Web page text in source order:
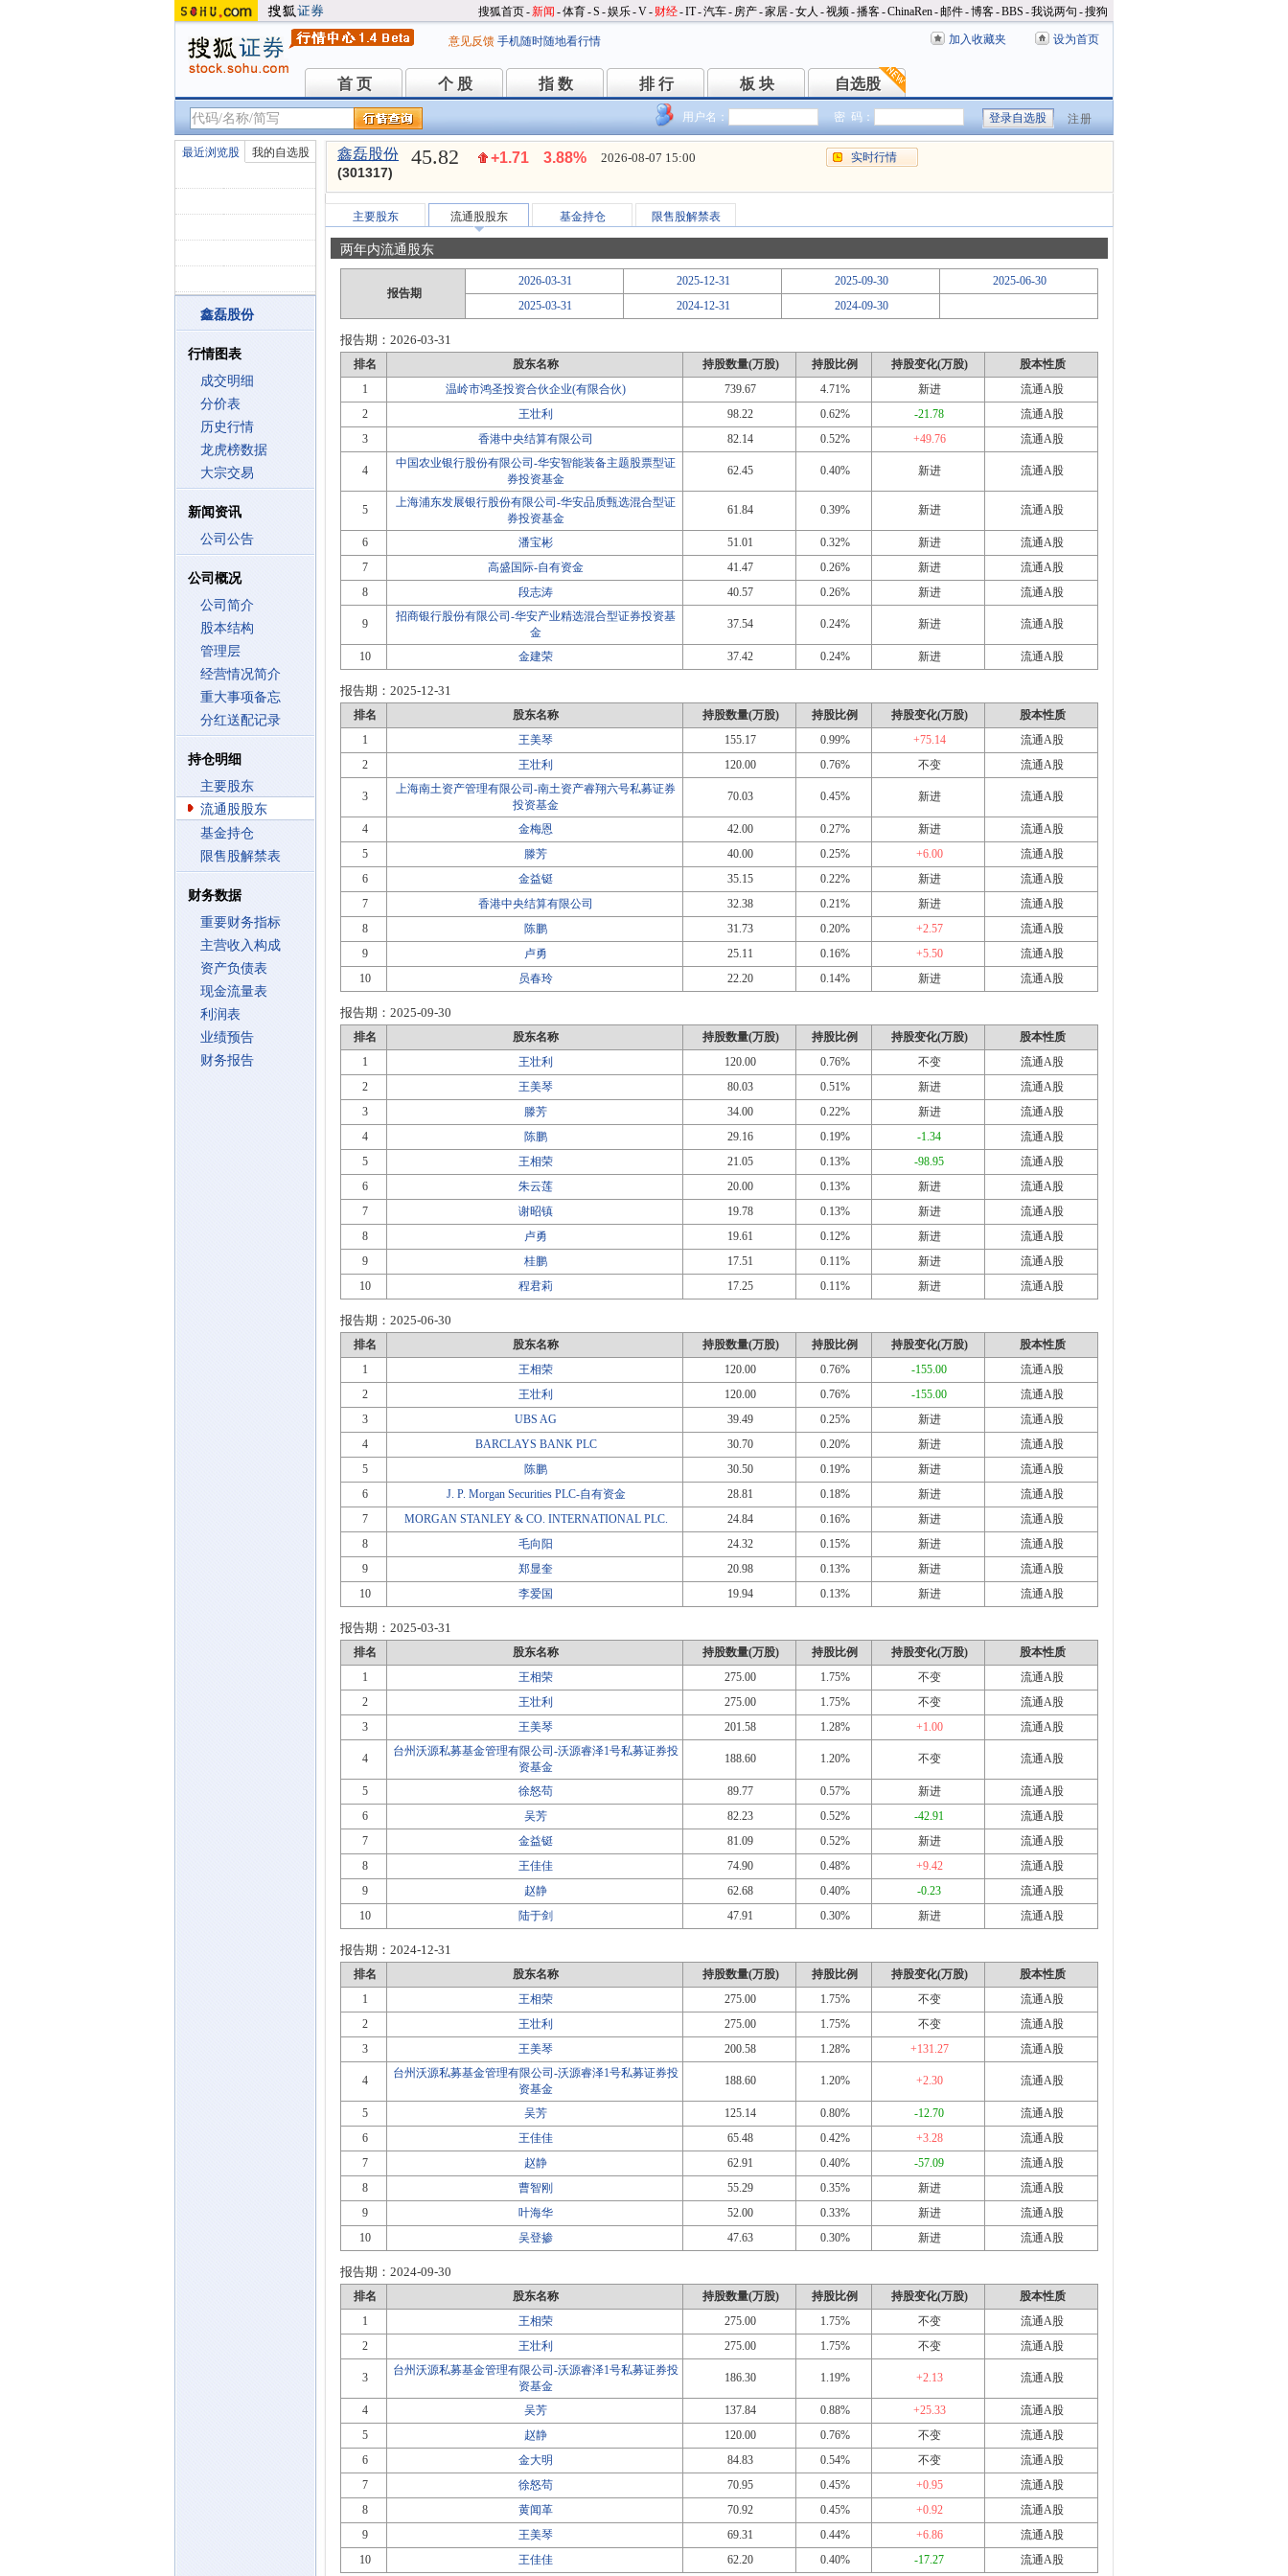
搜狐首页-新闻 -体育-S -娱乐-V- 财经-IT-汽车- 房产-家居-女人 -视频-播客-ChinaRen-邮件-博客-BBS -我说两句 -搜狗
意见反馈 手机随时随地看行情 加入收藏夹 设为首页
首 页
首 页 个 股
个 股 指 数
指 数 排 行
排 行 板 块
板 块 自选股
自选股
用户名： 密 码： 注册
最近浏览股 我的自选股
鑫磊股份
行情图表
成交明细
分价表
历史行情
龙虎榜数据
大宗交易
新闻资讯
公司公告
公司概况
公司简介
股本结构
管理层
经营情况简介
重大事项备忘
分红送配记录
持仓明细
主要股东
流通股股东
基金持仓
限售股解禁表
财务数据
重要财务指标
主营收入构成
资产负债表
现金流量表
利润表
业绩预告
财务报告
鑫磊股份
(301317)
45.82 +1.71 3.88% 2026-08-07 15:00 实时行情
主要股东 流通股股东 基金持仓 限售股解禁表
两年内流通股东
报告期
2026-03-31 2025-12-31 2025-09-30
2025-06-30
2025-03-31
2024-12-31 2024-09-30
报告期： 2026-03-31
排名 股东名称 持股数量(万股) 持股比例 持股变化(万股)
股本性质
1
温岭市鸿圣投资合伙企业(有限合伙) 739.67 4.71% 新进
流通A股
2
王壮利 98.22 0.62% -21.78
流通A股
3
香港中央结算有限公司 82.14 0.52% +49.76 流通A股
4
中国农业银行股份有限公司-华安智能装备主题股票型证
券投资基金
62.45 0.40% 新进 流通A股
5
上海浦东发展银行股份有限公司-华安品质甄选混合型证
券投资基金
61.84 0.39% 新进 流通A股
6 潘宝彬 51.01 0.32% 新进
流通A股
7
高盛国际-自有资金 41.47 0.26% 新进
流通A股
8
段志涛 40.57 0.26% 新进 流通A股
9
招商银行股份有限公司-华安产业精选混合型证券投资基
金
37.54 0.24% 新进 流通A股
10 金建荣 37.42 0.24% 新进 流通A股
报告期： 2025-12-31
排名 股东名称 持股数量(万股) 持股比例 持股变化(万股)
股本性质
1
王美琴 155.17 0.99% +75.14
流通A股
2
王壮利 120.00 0.76% 不变 流通A股
3
上海南土资产管理有限公司-南土资产睿翔六号私募证券
投资基金
70.03 0.45% 新进 流通A股
4 金梅恩 42.00 0.27% 新进
流通A股
5
滕芳 40.00 0.25% +6.00
流通A股
6
金益铤 35.15 0.22% 新进
流通A股
7
香港中央结算有限公司 32.38 0.21% 新进
流通A股
8
陈鹏 31.73 0.20% +2.57
流通A股
9
卢勇 25.11 0.16% +5.50
流通A股
10
员春玲 22.20 0.14% 新进 流通A股
报告期： 2025-09-30
排名 股东名称 持股数量(万股) 持股比例 持股变化(万股)
股本性质
1
王壮利 120.00 0.76% 不变
流通A股
2
王美琴 80.03 0.51% 新进
流通A股
3
滕芳 34.00 0.22% 新进
流通A股
4
陈鹏 29.16 0.19% -1.34
流通A股
5
王相荣 21.05 0.13% -98.95
流通A股
6
朱云莲 20.00 0.13% 新进
流通A股
7
谢昭镇 19.78 0.13% 新进
流通A股
8
卢勇 19.61 0.12% 新进
流通A股
9
桂鹏 17.51 0.11% 新进
流通A股
10
程君莉 17.25 0.11% 新进 流通A股
报告期： 2025-06-30
排名 股东名称 持股数量(万股) 持股比例 持股变化(万股)
股本性质
1
王相荣 120.00 0.76% -155.00
流通A股
2
王壮利 120.00 0.76% -155.00
流通A股
3
UBS AG 39.49 0.25% 新进
流通A股
4
BARCLAYS BANK PLC 30.70 0.20% 新进
流通A股
5
陈鹏 30.50 0.19% 新进
流通A股
6
J. P. Morgan Securities PLC-自有资金 28.81 0.18% 新进
流通A股
7
MORGAN STANLEY & CO. INTERNATIONAL PLC. 24.84 0.16% 新进
流通A股
8
毛向阳 24.32 0.15% 新进
流通A股
9
郑显奎 20.98 0.13% 新进
流通A股
10
李爱国 19.94 0.13% 新进 流通A股
报告期： 2025-03-31
排名 股东名称 持股数量(万股) 持股比例 持股变化(万股)
股本性质
1
王相荣 275.00 1.75% 不变
流通A股
2
王壮利 275.00 1.75% 不变
流通A股
3
王美琴 201.58 1.28% +1.00 流通A股
4
台州沃源私募基金管理有限公司-沃源睿泽1号私募证券投
资基金
188.60 1.20% 不变 流通A股
5 徐怒苟 89.77 0.57% 新进
流通A股
6
吴芳 82.23 0.52% -42.91
流通A股
7
金益铤 81.09 0.52% 新进
流通A股
8
王佳佳 74.90 0.48% +9.42
流通A股
9
赵静 62.68 0.40% -0.23
流通A股
10
陆于剑 47.91 0.30% 新进 流通A股
报告期： 2024-12-31
排名 股东名称 持股数量(万股) 持股比例 持股变化(万股)
股本性质
1
王相荣 275.00 1.75% 不变
流通A股
2
王壮利 275.00 1.75% 不变
流通A股
3
王美琴 200.58 1.28% +131.27 流通A股
4
台州沃源私募基金管理有限公司-沃源睿泽1号私募证券投
资基金
188.60 1.20% +2.30 流通A股
5 吴芳 125.14 0.80% -12.70
流通A股
6
王佳佳 65.48 0.42% +3.28
流通A股
7
赵静 62.91 0.40% -57.09
流通A股
8
曹智刚 55.29 0.35% 新进
流通A股
9
叶海华 52.00 0.33% 新进
流通A股
10
吴登掺 47.63 0.30% 新进 流通A股
报告期： 2024-09-30
排名 股东名称 持股数量(万股) 持股比例 持股变化(万股)
股本性质
1
王相荣 275.00 1.75% 不变
流通A股
2
王壮利 275.00 1.75% 不变 流通A股
3
台州沃源私募基金管理有限公司-沃源睿泽1号私募证券投
资基金
186.30 1.19% +2.13 流通A股
4 吴芳 137.84 0.88% +25.33
流通A股
5
赵静 120.00 0.76% 不变
流通A股
6
金大明 84.83 0.54% 不变
流通A股
7
徐怒苟 70.95 0.45% +0.95
流通A股
8
黄闻革 70.92 0.45% +0.92
流通A股
9
王美琴 69.31 0.44% +6.86
流通A股
10
王佳佳 62.20 0.40% -17.27 流通A股